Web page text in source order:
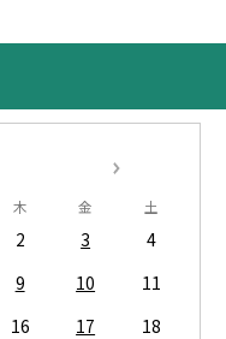
木 金 土
2 3
4
9 10
11
16 17
18